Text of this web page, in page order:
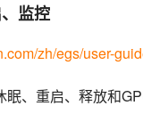
监控
zh/egs/user-
眠、重启、释放和